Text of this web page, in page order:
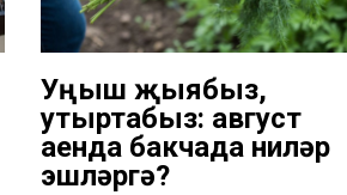
Уңыш җыябыз,
утыртабыз: август
аенда бакчада ниләр
эшләргә?